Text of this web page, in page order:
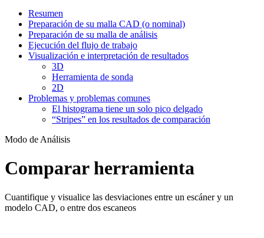
Resumen
Preparación de su malla CAD (o nominal)
Preparación de su malla de análisis
Ejecución del flujo de trabajo
Visualización e interpretación de resultados
3D
Herramienta de sonda
2D
Problemas y problemas comunes
El histograma tiene un solo pico delgado
“Stripes” en los resultados de comparación
Modo de Análisis
Comparar herramienta
Cuantifique y visualice las desviaciones entre un escáner y un
modelo CAD, o entre dos escaneos